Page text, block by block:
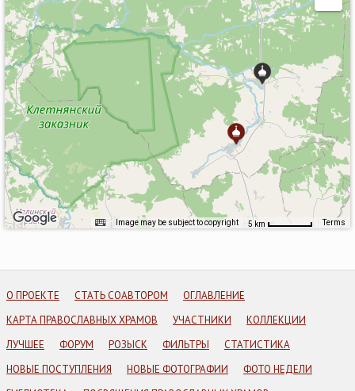
Image may be subject to copyright 5 km Terms
О ПРОЕКТЕ СТАТЬ СОАВТОРОМ
ОГЛАВЛЕНИЕ
КАРТА ПРАВОСЛАВНЫХ ХРАМОВ
УЧАСТНИКИ
КОЛЛЕКЦИИ
ЛУЧШЕЕ
ФОРУМ РОЗЫСК ФИЛЬТРЫ
СТАТИСТИКА
НОВЫЕ ПОСТУПЛЕНИЯ
НОВЫЕ ФОТОГРАФИИ
ФОТО НЕДЕЛИ